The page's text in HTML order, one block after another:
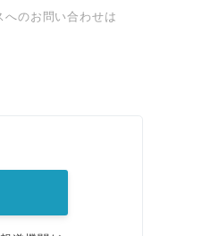
のお問い合わせは